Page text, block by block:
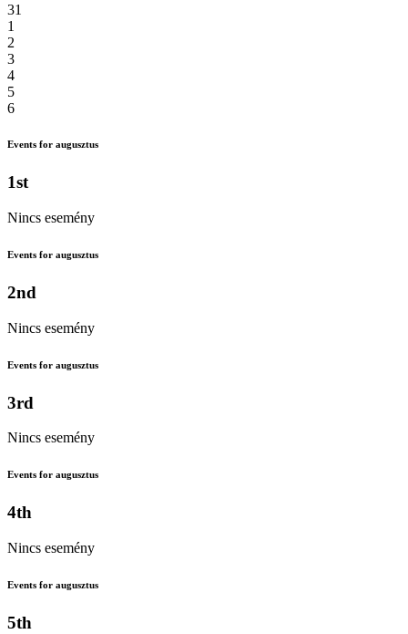
31
1
2
3
4
5
6
Events for augusztus
1st
Nincs esemény
Events for augusztus
2nd
Nincs esemény
Events for augusztus
3rd
Nincs esemény
Events for augusztus
4th
Nincs esemény
Events for augusztus
5th